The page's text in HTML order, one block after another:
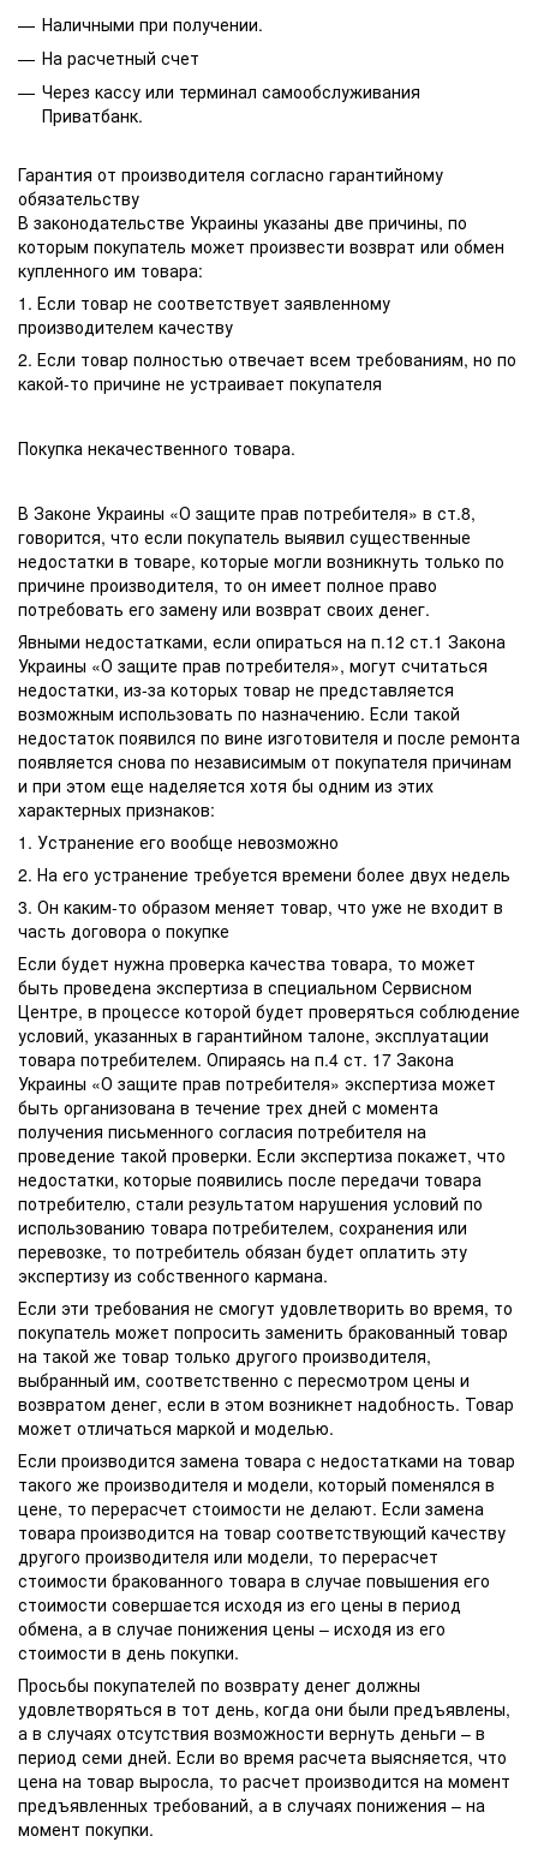
Наличными при получении.
На расчетный счет
Через кассу или терминал самообслуживания
Приватбанк.
Гарантия от производителя согласно гарантийному
обязательству
В законодательстве Украины указаны две причины, по
которым покупатель может произвести возврат или обмен
купленного им товара:
1. Если товар не соответствует заявленному
производителем качеству
2. Если товар полностью отвечает всем требованиям, но по
какой-то причине не устраивает покупателя
Покупка некачественного товара.
В Законе Украины «О защите прав потребителя» в ст.8,
говорится, что если покупатель выявил существенные
недостатки в товаре, которые могли возникнуть только по
причине производителя, то он имеет полное право
потребовать его замену или возврат своих денег.
Явными недостатками, если опираться на п.12 ст.1 Закона
Украины «О защите прав потребителя», могут считаться
недостатки, из-за которых товар не представляется
возможным использовать по назначению. Если такой
недостаток появился по вине изготовителя и после ремонта
появляется снова по независимым от покупателя причинам
и при этом еще наделяется хотя бы одним из этих
характерных признаков:
1. Устранение его вообще невозможно
2. На его устранение требуется времени более двух недель
3. Он каким-то образом меняет товар, что уже не входит в
часть договора о покупке
Если будет нужна проверка качества товара, то может
быть проведена экспертиза в специальном Сервисном
Центре, в процессе которой будет проверяться соблюдение
условий, указанных в гарантийном талоне, эксплуатации
товара потребителем. Опираясь на п.4 ст. 17 Закона
Украины «О защите прав потребителя» экспертиза может
быть организована в течение трех дней с момента
получения письменного согласия потребителя на
проведение такой проверки. Если экспертиза покажет, что
недостатки, которые появились после передачи товара
потребителю, стали результатом нарушения условий по
использованию товара потребителем, сохранения или
перевозке, то потребитель обязан будет оплатить эту
экспертизу из собственного кармана.
Если эти требования не смогут удовлетворить во время, то
покупатель может попросить заменить бракованный товар
на такой же товар только другого производителя,
выбранный им, соответственно с пересмотром цены и
возвратом денег, если в этом возникнет надобность. Товар
может отличаться маркой и моделью.
Если производится замена товара с недостатками на товар
такого же производителя и модели, который поменялся в
цене, то перерасчет стоимости не делают. Если замена
товара производится на товар соответствующий качеству
другого производителя или модели, то перерасчет
стоимости бракованного товара в случае повышения его
стоимости совершается исходя из его цены в период
обмена, а в случае понижения цены – исходя из его
стоимости в день покупки.
Просьбы покупателей по возврату денег должны
удовлетворяться в тот день, когда они были предъявлены,
а в случаях отсутствия возможности вернуть деньги – в
период семи дней. Если во время расчета выясняется, что
цена на товар выросла, то расчет производится на момент
предъявленных требований, а в случаях понижения – на
момент покупки.